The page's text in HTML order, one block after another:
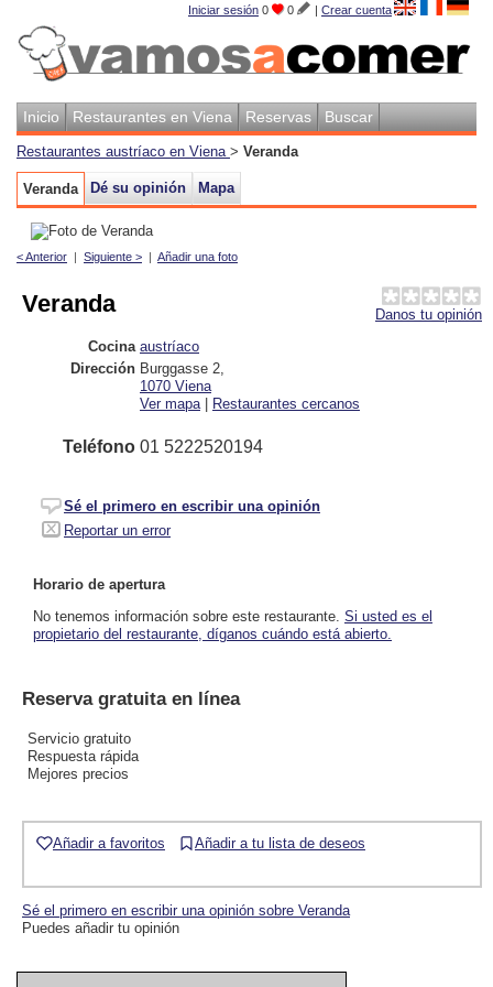
Iniciar sesión 0 0 | Crear cuenta
Inicio Restaurantes en Viena Reservas Buscar
Restaurantes austríaco en Viena > Veranda
Veranda Dé su opinión Mapa
< Anterior | Siguiente > | Añadir una foto
Danos tu opinión
Veranda
Cocina austríaco
Dirección Burggasse 2
1070 Viena
Ver mapa | Restaurantes cercanos
Teléfono 01 5222520194
Sé el primero en escribir una opinión
Reportar un error
Horario de apertura
No tenemos información sobre este restaurante. Si usted es el
propietario del restaurante, díganos cuándo está abierto.
Reserva gratuita en línea
Servicio gratuito
Respuesta rápida
Mejores precios
Añadir a favoritos Añadir a tu lista de deseos
Sé el primero en escribir una opinión sobre Veranda
Puedes añadir tu opinión